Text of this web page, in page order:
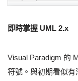
即時掌握 UML 2.x
Visual Paradigm 的
符號。與初期看似